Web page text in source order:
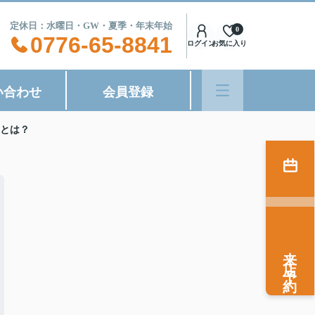
定休日：水曜日・GW・夏季・年末年始
0776-65-8841 ログインお気に入り
0
合わせ 会員登録
は？
来店予約